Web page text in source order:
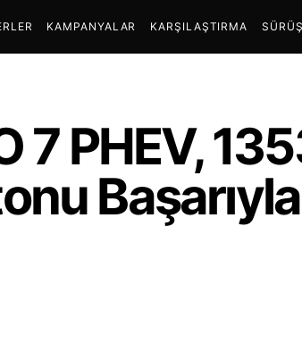
KAMPANYALAR KARŞILAŞTIRMA
7 PHEV,